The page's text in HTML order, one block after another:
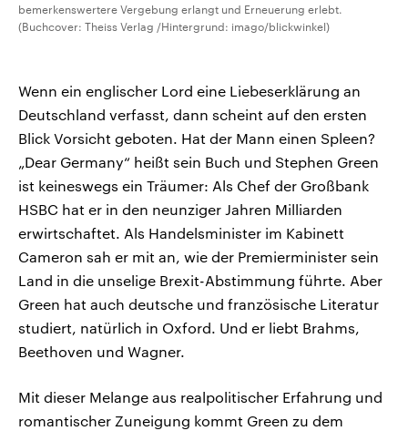
bemerkenswertere Vergebung erlangt und Erneuerung erlebt.
(Buchcover: Theiss Verlag /Hintergrund: imago/blickwinkel)
Wenn ein englischer Lord eine Liebeserklärung an
Deutschland verfasst, dann scheint auf den ersten
Blick Vorsicht geboten. Hat der Mann einen Spleen?
„Dear Germany“ heißt sein Buch und Stephen Green
ist keineswegs ein Träumer: Als Chef der Großbank
HSBC hat er in den neunziger Jahren Milliarden
erwirtschaftet. Als Handelsminister im Kabinett
Cameron sah er mit an, wie der Premierminister sein
Land in die unselige Brexit-Abstimmung führte. Aber
Green hat auch deutsche und französische Literatur
studiert, natürlich in Oxford. Und er liebt Brahms,
Beethoven und Wagner.
Mit dieser Melange aus realpolitischer Erfahrung und
romantischer Zuneigung kommt Green zu dem